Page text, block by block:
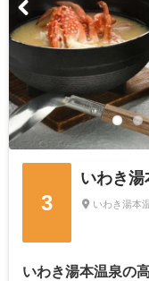
3
いわき
いわき湯本
いわき湯本温泉の